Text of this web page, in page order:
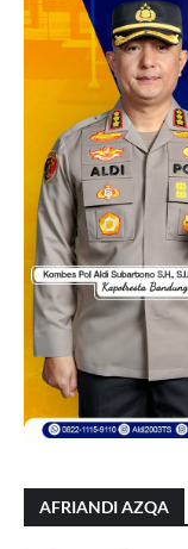
AFRIANDI AZQA